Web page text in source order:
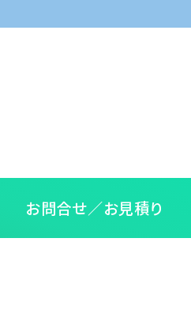
お問合せ／お見積り